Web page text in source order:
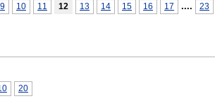
9 10 11 12 13 14 15 16 17 ....
23
20